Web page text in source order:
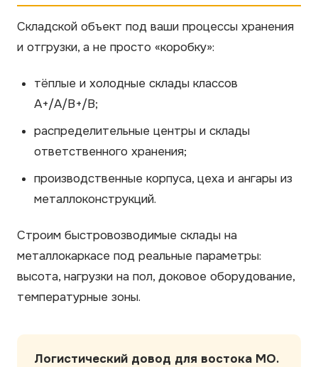
Складской объект под ваши процессы хранения
и отгрузки, а не просто «коробку»:
тёплые и холодные склады классов
A+/A/B+/B;
распределительные центры и склады
ответственного хранения;
производственные корпуса, цеха и ангары из
металлоконструкций.
Строим быстровозводимые склады на
металлокаркасе под реальные параметры:
высота, нагрузки на пол, доковое оборудование,
температурные зоны.
Логистический довод для востока МО.